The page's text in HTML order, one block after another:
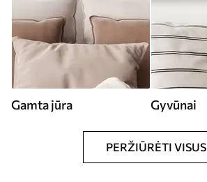
Gamta jūra Gyvūnai
PERŽIŪRĖTI VISUS